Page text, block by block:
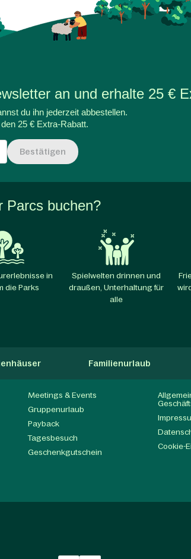
an und erhalte 25 €
du ihn jederzeit abbestellen.
25 € Extra-Rabatt.
Bestätigen
Parcs buchen?
in
die Parks​
Spielwelten drinnen und
draußen, Unterhaltung für
alle​
Familienurlaub
Meetings & Events
Gruppenurlaub
Payback
Tagesbesuch
Geschenkgutschein
Cookie-